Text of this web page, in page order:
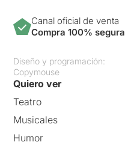
Canal oficial de venta
Compra 100% segura
Diseño y programación:
Copymouse
Quiero ver
Teatro
Musicales
Humor